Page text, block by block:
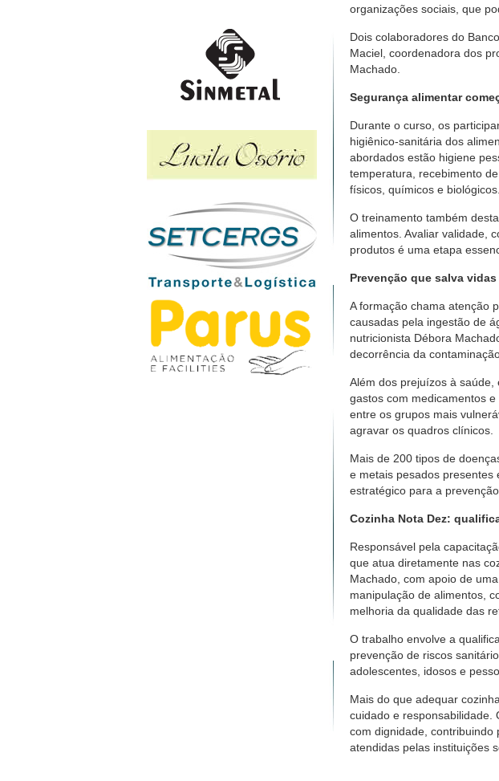
organizações sociais, que
Dois colaboradores do
Maciel, coordenadora dos
Machado.
Segurança alimentar
Durante o curso, os
higiênico-sanitária dos
abordados estão higiene
temperatura, recebimento
físicos, químicos e biológicos.
O treinamento também
alimentos. Avaliar validade,
produtos é uma etapa
Prevenção que salva vidas
A formação chama atenção
causadas pela ingestão de
nutricionista Débora
decorrência da
Além dos prejuízos à saúde,
gastos com medicamentos
entre os grupos mais
agravar os quadros clínicos.
Mais de 200 tipos de
e metais pesados presentes
estratégico para a
Cozinha Nota Dez:
Responsável pela
que atua diretamente nas
Machado, com apoio de
manipulação de alimentos,
melhoria da qualidade das
O trabalho envolve a
prevenção de riscos
adolescentes, idosos e
Mais do que adequar
cuidado e responsabilidade.
com dignidade, contribuindo
atendidas pelas instituições